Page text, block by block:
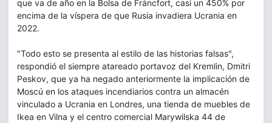
que va de año en la Bolsa de Fráncfort, casi un 450% por
encima de la víspera de que Rusia invadiera Ucrania en
2022.
"Todo esto se presenta al estilo de las historias falsas",
respondió el siempre atareado portavoz del Kremlin, Dmitri
Peskov, que ya ha negado anteriormente la implicación de
Moscú en los ataques incendiarios contra un almacén
vinculado a Ucrania en Londres, una tienda de muebles de
Ikea en Vilna y el centro comercial Marywilska 44 de